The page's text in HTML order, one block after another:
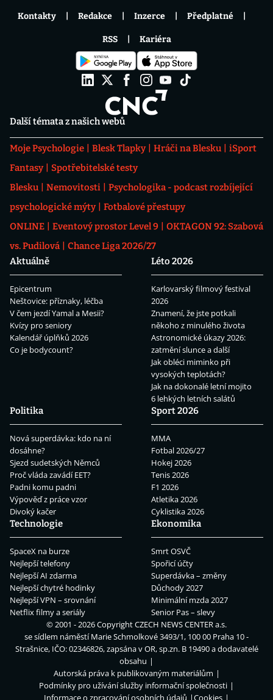
Další témata z našich webů
Moje Psychologie Blesk Tlapky Hráči na Blesku
iSport
Fantasy
Spotřebitelské testy
Blesku
Nemovitosti
Psychologika - podcast rozbíjející
psychologické mýty
Fotbalové přestupy
ONLINE
Eventový prostor Level 9
OKTAGON 92: Szabová
vs. Pudilová
Chance Liga 2026/27
Aktuálně
Epicentrum
Neštovice: příznaky, léčba
V čem jezdí Yamal a Mesii?
Kvízy pro seniory
Kalendář úplňků 2026
Co je bodycount?
Léto 2026
Karlovarský filmový festival
2026
Znamení, že jste potkali
někoho z minulého života
Astronomické úkazy 2026:
zatmění slunce a další
Jak obléci miminko při
vysokých teplotách?
Jak na dokonalé letní mojito
6 lehkých letních salátů
Politika
Nová superdávka: kdo na ní
dosáhne?
Sjezd sudetských Němců
Proč vláda zavádí EET?
Padni komu padni
Výpověď z práce vzor
Divoký kačer
Sport 2026
MMA
Fotbal 2026/27
Hokej 2026
Tenis 2026
F1 2026
Atletika 2026
Cyklistika 2026
Technologie
SpaceX na burze
Nejlepší telefony
Nejlepší AI zdarma
Nejlepší chytré hodinky
Nejlepší VPN – srovnání
Netflix filmy a seriály
Ekonomika
Smrt OSVČ
Spořicí účty
Superdávka – změny
Důchody 2027
Minimální mzda 2027
Senior Pas – slevy
Kontakty Redakce Inzerce Předplatné
RSS Kariéra
© 2001 - 2026 CopyrightCZECH NEWS CENTER a.s.
se sídlem náměstí Marie Schmolkové 3493/1, 100 00 Praha 10 -
Strašnice, IČO: 02346826, zapsána v OR, sp.zn. B 19490 a dodavatelé
obsahu
Autorská práva k publikovaným materiálům
Podmínky pro užívání služby informační společnosti
Informace o zpracování osobních údajů
Cookies